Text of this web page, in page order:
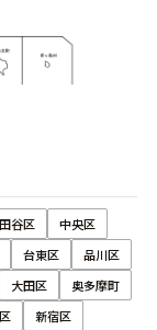
谷区
中央区
台東区
品川区
大田区
奥多摩町
新宿区